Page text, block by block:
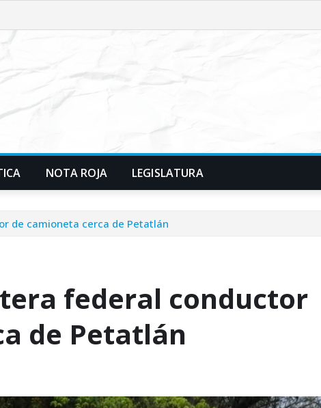
NOTA ROJA LEGISLATURA
de camioneta cerca de Petatlán
federal conductor
de Petatlán